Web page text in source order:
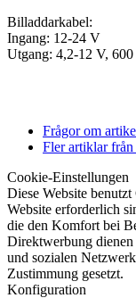
Billaddarkabel:
Ingang: 12-24 V
Utgang: 4,2-12 V,
Frågor om
Fler artiklar
Cookie-Einstellungen
Diese Website
Website erforderlich
die den Komfort bei
Direktwerbung dienen
und sozialen
Zustimmung gesetzt.
Konfiguration